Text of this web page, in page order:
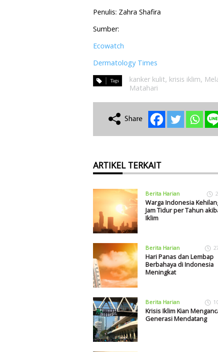
Penulis: Zahra Shafira
Sumber:
Ecowatch
Dermatology Times
kanker kulit, krisis iklim,
Matahari
ARTIKEL TERKAIT
Berita Harian
Warga Indonesia
Jam Tidur per Tahun
Iklim
Berita Harian
Hari Panas dan Lembap
Berbahaya di Indonesia
Meningkat
Berita Harian
Krisis Iklim Kian
Generasi Mendatang